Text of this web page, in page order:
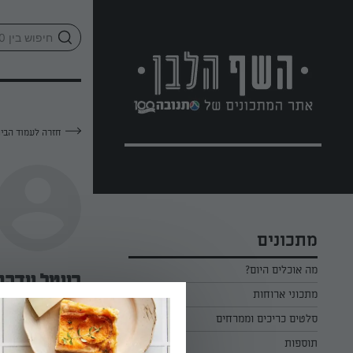
מתכונים
מה אוכלים היום?
מתכוני ארוחות
ארוחת בוקר
ארוחת צהריים
סלטים כריכים וממרחים
כל הסלטים כריכים וממרחים
תוספות
חזרה לעמוד
רויטל
—